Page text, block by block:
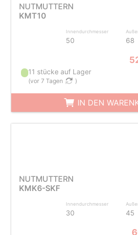
NUTMUTTERN
KMT10
Innendurchmesser
50 68
11 stücke auf Lager
(vor 7 Tagen )
IN DEN
NUTMUTTERN
KMK6-SKF
Innendurchmesser
30 45